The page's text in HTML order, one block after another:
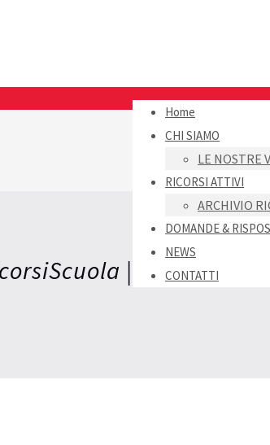
Home
CHI SIAMO
LE NOSTRE
RICORSI ATTIVI
ARCHIVIO
DOMANDE &
NEWS
CONTATTI
|